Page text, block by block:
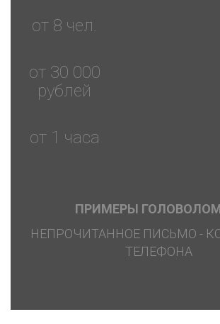
от 8 чел.
от 30 000
рублей
от 1 часa
ПРИМЕРЫ
НЕПРОЧИТАННОЕ ПИСЬМО -
ТЕЛЕФОНА